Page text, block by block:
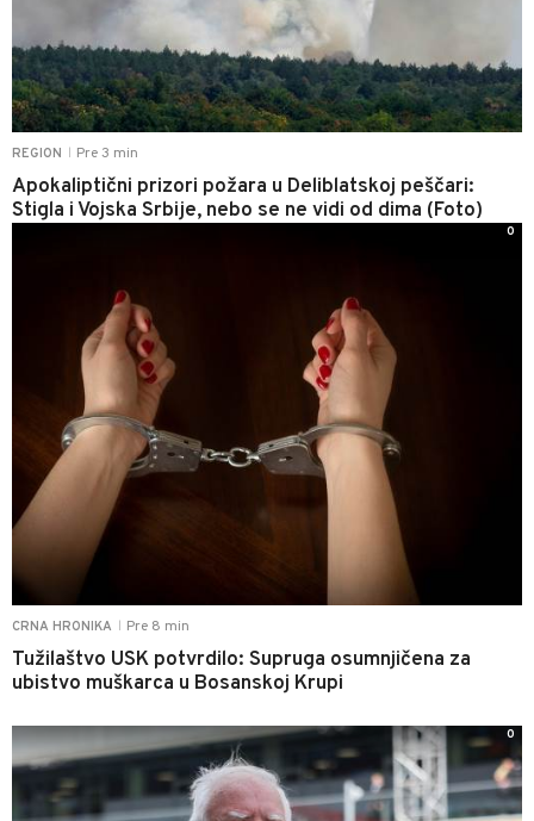
REGION Pre 3 min
Apokaliptični prizori požara u Deliblatskoj peščari:
Stigla i Vojska Srbije, nebo se ne vidi od dima (Foto)
CRNA HRONIKA Pre 8 min
Tužilaštvo USK potvrdilo: Supruga osumnjičena za
ubistvo muškarca u Bosanskoj Krupi
0
0